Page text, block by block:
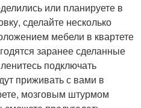
или планируете в
сделайте несколько
мебели в квартете
заранее сделанные
подключать
приживать с вами в
мозговым штурмом